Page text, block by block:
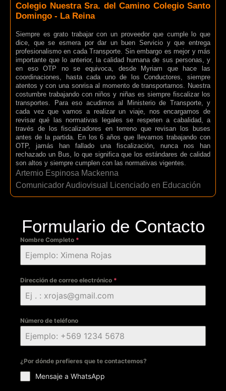
Colegio Nuestra Sra. del Camino Colegio Santo
Domingo - La Reina
Siempre es grato trabajar con un proveedor que cumple lo que
dice, que se esmera por dar un buen Servicio y que entrega
profesionalismo en cada Transporte. Sin embargo es mejor y más
importante que lo anterior, la calidad humana de sus personas, y
en eso OTP no se equivoca, desde Myriam que hace las
coordinaciones, hasta cada uno de los Conductores, siempre
atentos y con una sonrisa al momento de transportarnos. Nuestra
costumbre trabajando con niños y niñas es siempre fiscalizar los
transportes. Para eso acudimos al Ministerio de Transporte, y
cada vez que vamos a realizar un viaje, nos encargamos de
revisar qué las normativas legales se respeten a cabalidad, a
través de los fiscalizadores en terreno que revisan los buses
antes de la partida. En los 6 años que llevamos trabajando con
OTP, jamás han fallado una fiscalización, nunca nos han
rechazado un Bus, lo que significa que los estándares de calidad
son altos y siempre cumplen con las normativas vigentes.
Artemio Espinosa Mackenna
Comunicador Audiovisual Licenciado en Educación
Formulario de Contacto
Nombre Completo *
Dirección de correo electrónico *
Número de teléfono
¿Por dónde prefieres que te contactemos?
Mensaje a WhatsApp